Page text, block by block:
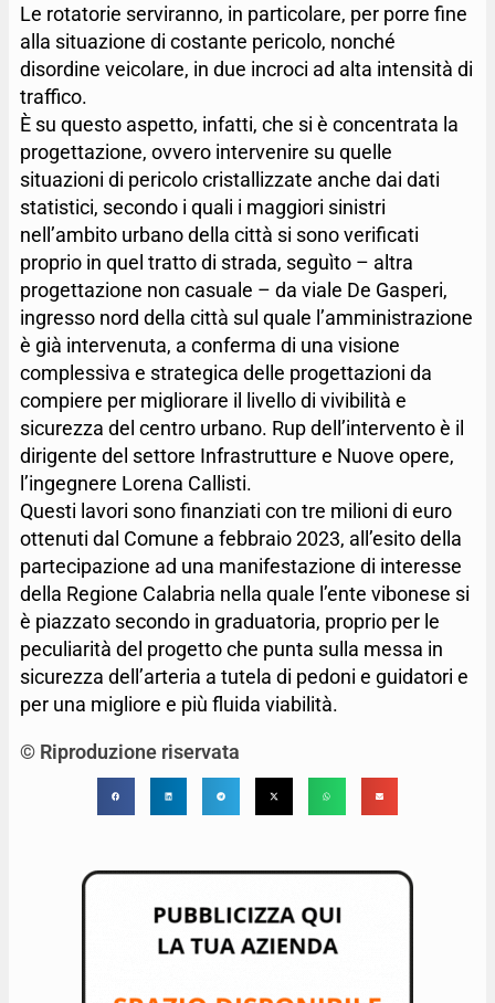
Le rotatorie serviranno, in particolare, per porre fine
alla situazione di costante pericolo, nonché
disordine veicolare, in due incroci ad alta intensità di
traffico.
È su questo aspetto, infatti, che si è concentrata la
progettazione, ovvero intervenire su quelle
situazioni di pericolo cristallizzate anche dai dati
statistici, secondo i quali i maggiori sinistri
nell’ambito urbano della città si sono verificati
proprio in quel tratto di strada, seguìto – altra
progettazione non casuale – da viale De Gasperi,
ingresso nord della città sul quale l’amministrazione
è già intervenuta, a conferma di una visione
complessiva e strategica delle progettazioni da
compiere per migliorare il livello di vivibilità e
sicurezza del centro urbano. Rup dell’intervento è il
dirigente del settore Infrastrutture e Nuove opere,
l’ingegnere Lorena Callisti.
Questi lavori sono finanziati con tre milioni di euro
ottenuti dal Comune a febbraio 2023, all’esito della
partecipazione ad una manifestazione di interesse
della Regione Calabria nella quale l’ente vibonese si
è piazzato secondo in graduatoria, proprio per le
peculiarità del progetto che punta sulla messa in
sicurezza dell’arteria a tutela di pedoni e guidatori e
per una migliore e più fluida viabilità.
© Riproduzione riservata